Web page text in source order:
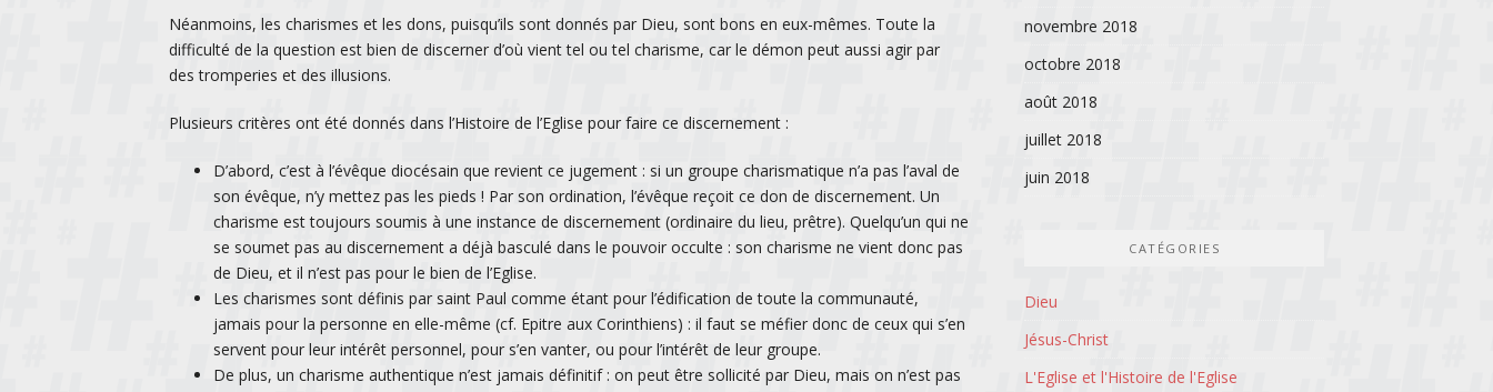
Néanmoins, les charismes et les dons, puisqu’ils sont donnés par Dieu, sont bons en eux-mêmes. Toute la
difficulté de la question est bien de discerner d’où vient tel ou tel charisme, car le démon peut aussi agir par
des tromperies et des illusions.
Plusieurs critères ont été donnés dans l’Histoire de l’Eglise pour faire ce discernement :
D’abord, c’est à l’évêque diocésain que revient ce jugement : si un groupe charismatique n’a pas l’aval de
son évêque, n’y mettez pas les pieds ! Par son ordination, l’évêque reçoit ce don de discernement. Un
charisme est toujours soumis à une instance de discernement (ordinaire du lieu, prêtre). Quelqu’un qui ne
se soumet pas au discernement a déjà basculé dans le pouvoir occulte : son charisme ne vient donc pas
de Dieu, et il n’est pas pour le bien de l’Eglise.
Les charismes sont définis par saint Paul comme étant pour l’édification de toute la communauté,
jamais pour la personne en elle-même (cf. Epitre aux Corinthiens) : il faut se méfier donc de ceux qui s’en
servent pour leur intérêt personnel, pour s’en vanter, ou pour l’intérêt de leur groupe.
De plus, un charisme authentique n’est jamais définitif : on peut être sollicité par Dieu, mais on n’est pas
novembre 2018
octobre 2018
août 2018
juillet 2018
juin 2018
CATÉGORIES
Dieu
Jésus-Christ
L'Eglise et l'Histoire de l'Eglise